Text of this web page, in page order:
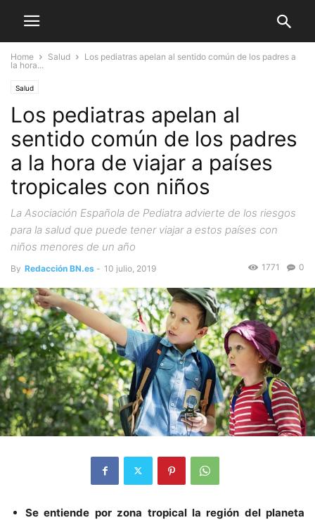
Home Salud
Los pediatras apelan al sentido común de los padres a
la hora...
Salud
Los pediatras apelan al
sentido común de los padres
a la hora de viajar a países
tropicales con niños
La Asociación Española de Pediatra advierte de los riesgos
para la salud que puede tener viajar a estos países con
niños menores de un año
By Redacción BN.es - 10 julio, 2019 0
1771
Se entiende por zona tropical la región del planeta